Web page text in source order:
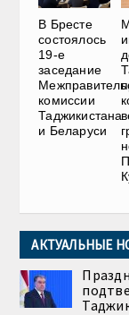
В Бресте
состоялось
19-е
заседание
комиссии
Таджикистана
и Беларуси
АКТУАЛЬНЫЕ